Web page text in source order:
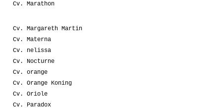
Cv. Marathon
Cv. Margareth Martin
Cv. Materna
Cv. nelissa
Cv. Nocturne
Cv. orange
Cv. Orange Koning
Cv. Oriole
Cv. Paradox